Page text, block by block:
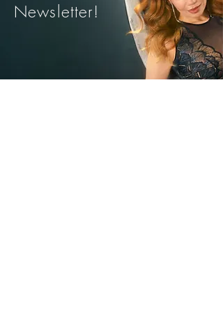
• Ideal pentru plaja sau tinute casual
Newsletter!